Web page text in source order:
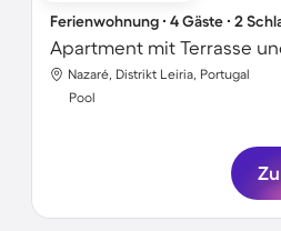
Ferienwohnung ∙ 4 Gäste ∙ 2
Nazaré, Distrikt Leiria, Portugal
Pool